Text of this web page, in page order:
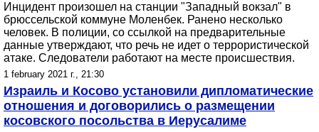
Инцидент произошел на станции "Западный вокзал" в
брюссельской коммуне Моленбек. Ранено несколько
человек. В полиции, со ссылкой на предварительные
данные утверждают, что речь не идет о террористической
атаке. Следователи работают на месте происшествия.
1 february 2021 г., 21:30
Израиль и Косово установили дипломатические
отношения и договорились о размещении
косовского посольства в Иерусалиме